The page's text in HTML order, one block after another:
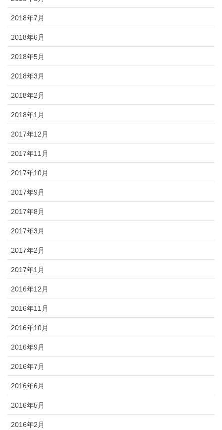
2018年7月
2018年6月
2018年5月
2018年3月
2018年2月
2018年1月
2017年12月
2017年11月
2017年10月
2017年9月
2017年8月
2017年3月
2017年2月
2017年1月
2016年12月
2016年11月
2016年10月
2016年9月
2016年7月
2016年6月
2016年5月
2016年2月